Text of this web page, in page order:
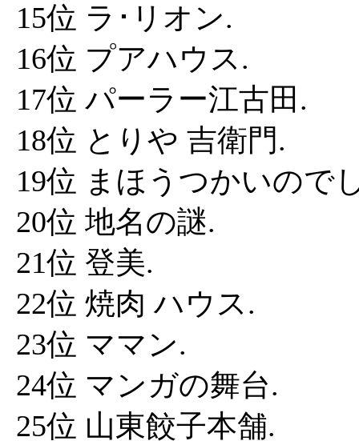
15位 ラ･リオン.
16位 プアハウス.
17位 パーラー江古田.
18位 とりや 吉衛門.
19位 まほうつかいので
20位 地名の謎.
21位 登美.
22位 焼肉 ハウス.
23位 ママン.
24位 マンガの舞台.
25位 山東餃子本舗.